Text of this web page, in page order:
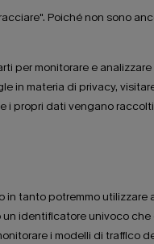
Poiché non sono
per monitorare e
in materia di privacy,
propri dati vengano
tanto potremmo
identificatore univoco
i modelli di traffico